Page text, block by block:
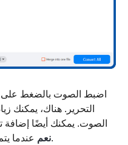
اضبط الصوت بالضغط على
التحرير. هناك، يمكنك
الصوت. يمكنك أيضًا إضافة
نعمعندما يتم الانتهاء من التعديل.